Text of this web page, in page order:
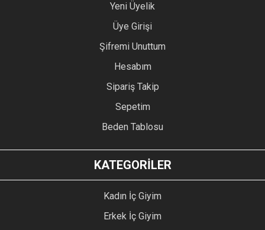
Yeni Üyelik
Üye Girişi
Şifremi Unuttum
Hesabım
Sipariş Takip
Sepetim
Beden Tablosu
KATEGORİLER
Kadın İç Giyim
Erkek İç Giyim